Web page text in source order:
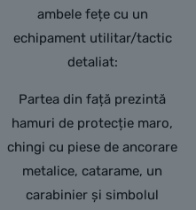
ambele fețe cu un
echipament utilitar/tactic
detaliat:
Partea din față prezintă
hamuri de protecție maro,
chingi cu piese de ancorare
metalice, catarame, un
carabinier și simbolul